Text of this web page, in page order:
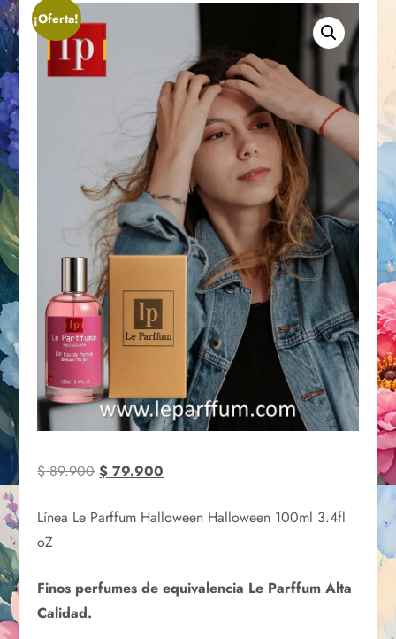
¡Oferta!
$89.900 $ 79.900
Línea Le Parffum Halloween Halloween 100ml 3.4fl
oZ
Finos perfumes de equivalencia Le Parffum Alta
Calidad.